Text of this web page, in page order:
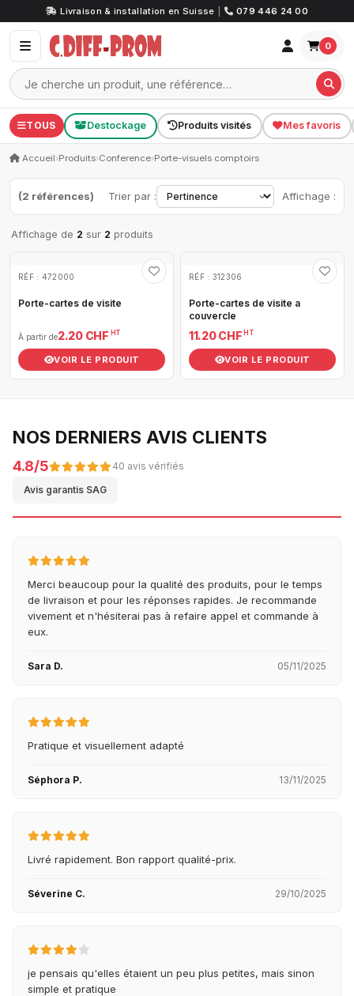
Livraison & installation en Suisse 079 446 24 00
0
TOUS Destockage Produits visités Mes favoris
Accueil›Produits›Conference›Porte-visuels comptoirs
(2 références) Trier par : Affichage :
Affichage de 2 sur 2 produits
RÉF : 472000
Porte-cartes de visite
À partir de2.20 CHF HT
VOIR LE PRODUIT
RÉF : 312306
Porte-cartes de visite a
couvercle
11.20 CHF HT
VOIR LE PRODUIT
NOS DERNIERS AVIS CLIENTS
4.8/5 40 avis vérifiés
Avis garantis SAG
Merci beaucoup pour la qualité des produits, pour le temps
de livraison et pour les réponses rapides. Je recommande
vivement et n'hésiterai pas à refaire appel et commande à
eux.
Sara D. 05/11/2025
Pratique et visuellement adapté
Séphora P. 13/11/2025
Livré rapidement. Bon rapport qualité-prix.
Séverine C. 29/10/2025
je pensais qu'elles étaient un peu plus petites, mais sinon
simple et pratique